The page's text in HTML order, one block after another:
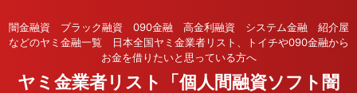
闇金融資 ブラック融資 090金融 高金利融資 システム金融 紹介屋
などのヤミ金融一覧 日本全国ヤミ金業者リスト、トイチや090金融から
お金を借りたいと思っている方へ
ヤミ金業者リスト「個人間融資ソフト闇